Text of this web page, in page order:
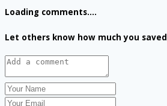
Loading comments....
Let others know how much you saved